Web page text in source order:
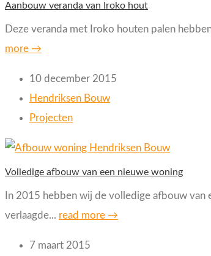
Aanbouw veranda van Iroko hout
Deze veranda met Iroko houten palen
more →
10 december 2015
Hendriksen Bouw
Projecten
Volledige afbouw van een nieuwe woning
In 2015 hebben wij de volledige afbouw
verlaagde... read more →
7 maart 2015